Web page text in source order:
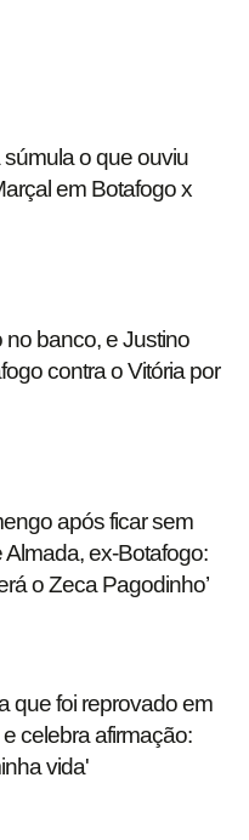
súmula o que ouviu
em Botafogo x
no banco, e Justino
contra o Vitória por
após ficar sem
Almada, ex-Botafogo:
o Zeca Pagodinho’
que foi reprovado em
celebra afirmação:
vida'